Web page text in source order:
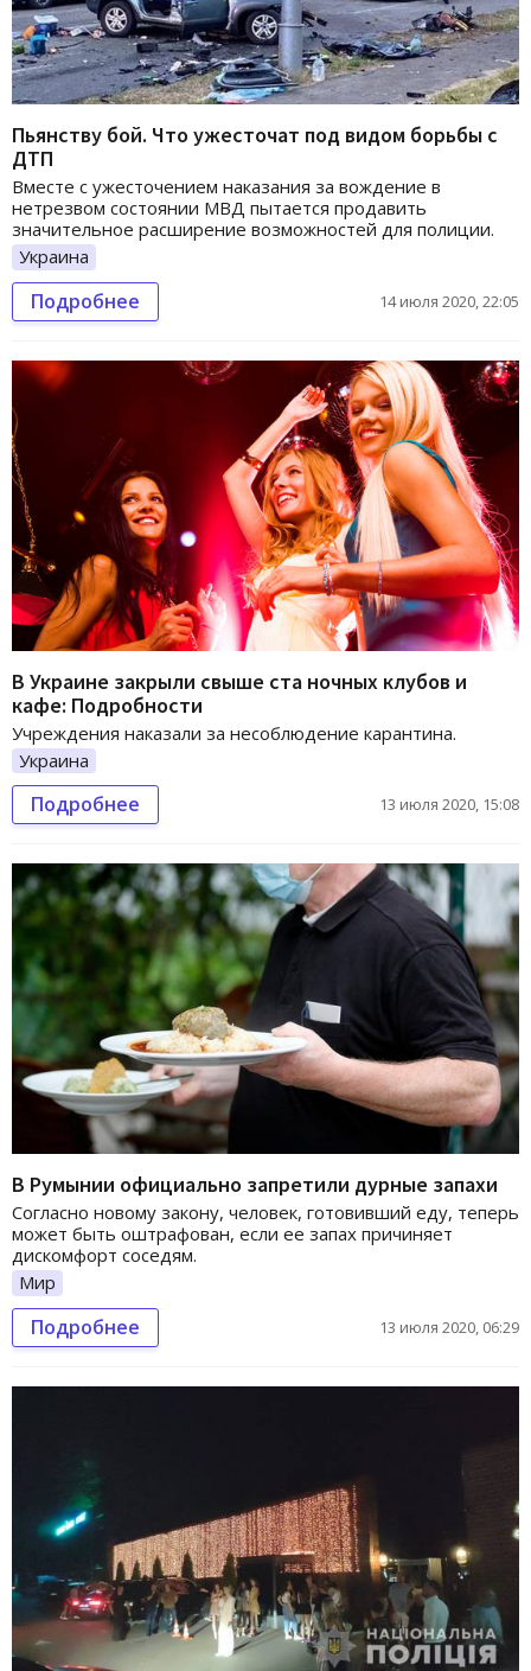
Пьянству бой. Что ужесточат под видом борьбы с
ДТП
Вместе с ужесточением наказания за вождение в
нетрезвом состоянии МВД пытается продавить
значительное расширение возможностей для полиции.
Украина
Подробнее 14 июля 2020, 22:05
В Украине закрыли свыше ста ночных клубов и
кафе: Подробности
Учреждения наказали за несоблюдение карантина.
Украина
Подробнее 13 июля 2020, 15:08
В Румынии официально запретили дурные запахи
Согласно новому закону, человек, готовивший еду, теперь
может быть оштрафован, если ее запах причиняет
дискомфорт соседям.
Мир
Подробнее 13 июля 2020, 06:29